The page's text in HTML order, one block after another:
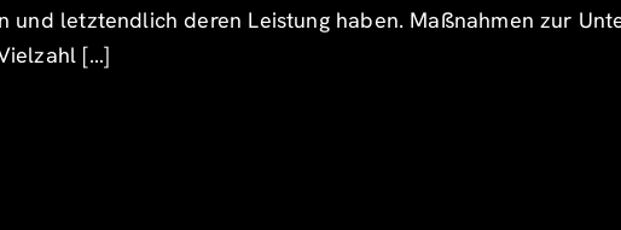
letztendlich deren Leistung haben. Maßnahmen zur
[…]